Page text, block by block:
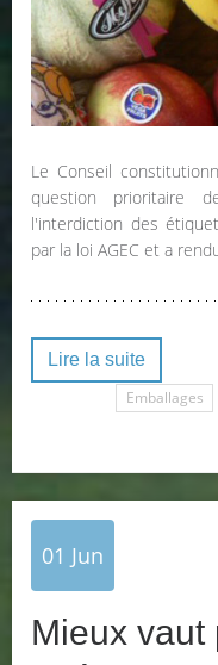
Le Conseil
question prioritaire
l'interdiction des
par la loi AGEC et a
Lire la suite
Emballages
01 Jun
Mieux vaut